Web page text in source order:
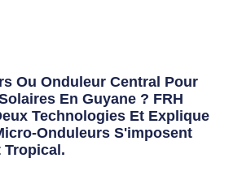
Ou Onduleur Central Pour
En Guyane ? FRH
Technologies Et Explique
Onduleurs S'imposent
Tropical.